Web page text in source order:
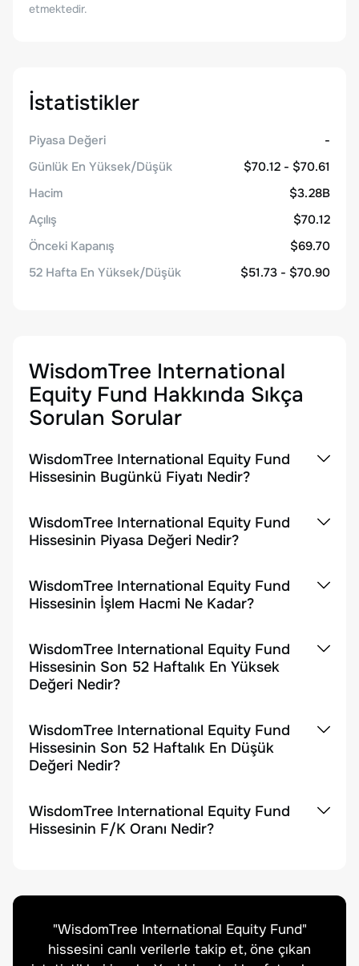
etmektedir.
İstatistikler
Piyasa Değeri
-
Günlük En Yüksek/Düşük
$70.12 - $70.61
Hacim
$3.28B
Açılış
$70.12
Önceki Kapanış
$69.70
52 Hafta En Yüksek/Düşük
$51.73 - $70.90
WisdomTree International
Equity Fund Hakkında Sıkça
Sorulan Sorular
WisdomTree International Equity Fund
Hissesinin Bugünkü Fiyatı Nedir?
WisdomTree International Equity Fund
Hissesinin Piyasa Değeri Nedir?
WisdomTree International Equity Fund
Hissesinin İşlem Hacmi Ne Kadar?
WisdomTree International Equity Fund
Hissesinin Son 52 Haftalık En Yüksek
Değeri Nedir?
WisdomTree International Equity Fund
Hissesinin Son 52 Haftalık En Düşük
Değeri Nedir?
WisdomTree International Equity Fund
Hissesinin F/K Oranı Nedir?
"WisdomTree International Equity Fund"
hissesini canlı verilerle takip et, öne çıkan